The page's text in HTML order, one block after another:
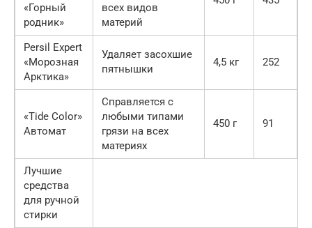
«Горный
родник»
всех видов
материй
Persil Expert
«Морозная
Арктика»
Удаляет засохшие
пятнышки
4,5 кг 252
«Tide Color»
Автомат
Справляется с
любыми типами
грязи на всех
материях
450 г 91
Лучшие
средства
для ручной
стирки